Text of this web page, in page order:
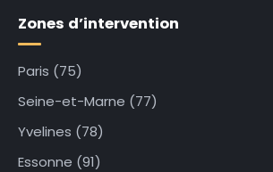
Zones d’intervention
Paris (75)
Seine-et-Marne (77)
Yvelines (78)
Essonne (91)